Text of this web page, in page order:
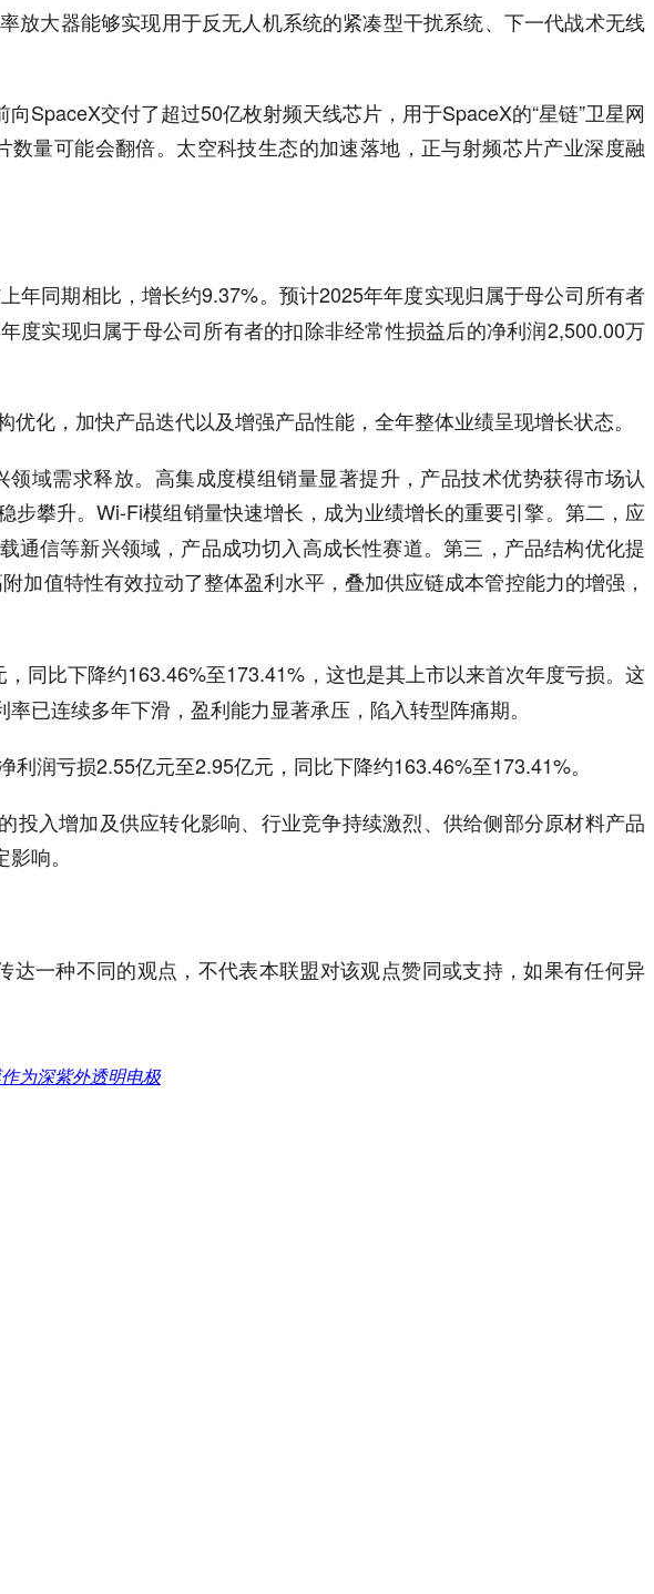
放大器能够实现用于反无人机系统的紧凑型干扰系统、下一代战术无线
SpaceX交付了超过50亿枚射频天线芯片，用于SpaceX的“星链”卫星网
量可能会翻倍。太空科技生态的加速落地，正与射频芯片产业深度融
年同期相比，增长约9.37%。预计2025年年度实现归属于母公司所有者
度实现归属于母公司所有者的扣除非经常性损益后的净利润2,500.00万
化，加快产品迭代以及增强产品性能，全年整体业绩呈现增长状态。
域需求释放。高集成度模组销量显著提升，产品技术优势获得市场认
攀升。Wi-Fi模组销量快速增长，成为业绩增长的重要引擎。第二，应
信等新兴领域，产品成功切入高成长性赛道。第三，产品结构优化提
附加值特性有效拉动了整体盈利水平，叠加供应链成本管控能力的增强，
同比下降约163.46%至173.41%，这也是其上市以来首次年度亏损。这
已连续多年下滑，盈利能力显著承压，陷入转型阵痛期。
润亏损2.55亿元至2.95亿元，同比下降约163.46%至173.41%。
入增加及供应转化影响、行业竞争持续激烈、供给侧部分原材料产品
响。
一种不同的观点，不代表本联盟对该观点赞同或支持，如果有任何异
为深紫外透明电极